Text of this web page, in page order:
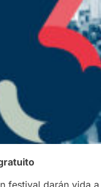
festival darán vida